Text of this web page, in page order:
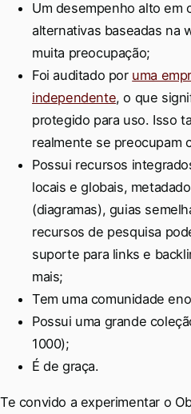
Um desempenho alto em
alternativas baseadas na
muita preocupação;
Foi auditado por uma
independente, o que
protegido para uso. Isso
realmente se preocupam
Possui recursos
locais e globais,
(diagramas), guias
recursos de pesquisa
suporte para links e
mais;
Tem uma comunidade
Possui uma grande
1000);
É de graça.
Te convido a experimentar o